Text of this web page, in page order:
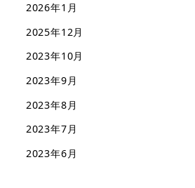
2026年1月
2025年12月
2023年10月
2023年9月
2023年8月
2023年7月
2023年6月